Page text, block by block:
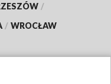
/
/ WROCŁAW